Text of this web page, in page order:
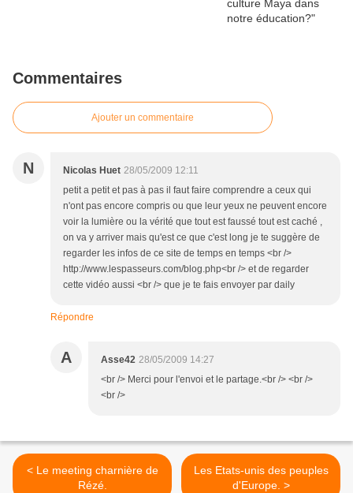
Commentaires
Ajouter un commentaire
N Nicolas Huet 28/05/2009 12:11
petit a petit et pas à pas il faut faire comprendre a ceux qui
n'ont pas encore compris ou que leur yeux ne peuvent encore
voir la lumière ou la vérité que tout est faussé tout est caché ,
on va y arriver mais qu'est ce que c'est long je te suggère de
regarder les infos de ce site de temps en temps <br />
http://www.lespasseurs.com/blog.php<br /> et de regarder
cette vidéo aussi <br /> que je te fais envoyer par daily
Répondre
A Asse42 28/05/2009 14:27
<br /> Merci pour l'envoi et le partage.<br /> <br />
<br />
< Le meeting charnière de
Rézé.
Les Etats-unis des peuples
d'Europe. >